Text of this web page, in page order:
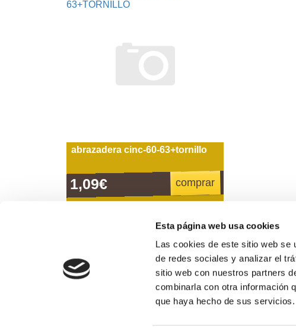
Esta página web usa cookies
Las cookies de este sitio web se
de redes sociales y analizar el
sitio web con nuestros partners
combinarla con otra información
que haya hecho de sus servicios.
abrazadera cinc-60-63+tornillo
1,09€ comprar
Formas de pago
974 311 109